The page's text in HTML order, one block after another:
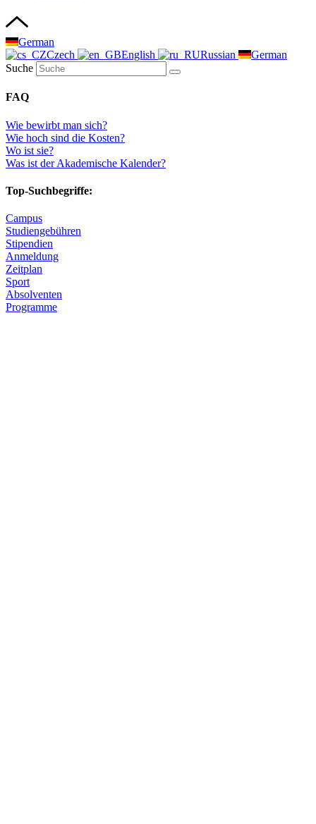
German
Czech
English Russian
German
Suche
FAQ
Wie bewirbt man sich?
Wie hoch sind die Kosten?
Wo ist sie?
Was ist der Akademische Kalender?
Top-Suchbegriffe:
Campus
Studiengebühren
Stipendien
Anmeldung
Zeitplan
Sport
Absolventen
Programme